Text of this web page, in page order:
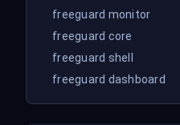
freeguard monitor
freeguard core
freeguard shell
freeguard dashboard